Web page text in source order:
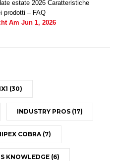
estate 2026 Caratteristiche
prodotti – FAQ
Am Jun 1, 2026
(30)
INDUSTRY PROS (17)
COBRA (7)
KNOWLEDGE (6)